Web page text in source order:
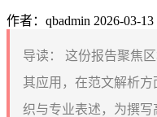
作者：qbadmin 2026-03-13
导读：
这份报告聚焦
其应用，在范文解析
织与专业表述，为撰